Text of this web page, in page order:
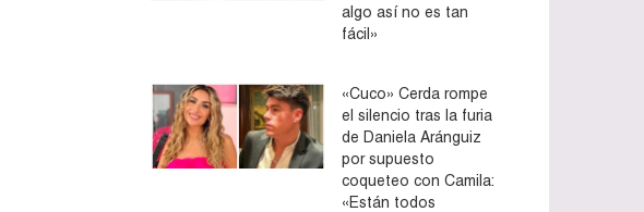
algo así no es tan
fácil»
«Cuco» Cerda rompe
el silencio tras la furia
de Daniela Aránguiz
por supuesto
coqueteo con Camila:
«Están todos